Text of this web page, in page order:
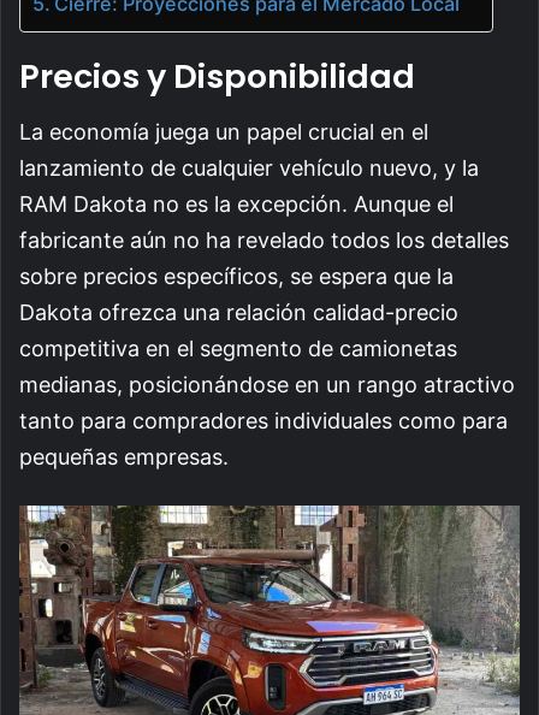
Precios y Disponibilidad
La economía juega un papel crucial en el
lanzamiento de cualquier vehículo nuevo, y la
RAM Dakota no es la excepción. Aunque el
fabricante aún no ha revelado todos los detalles
sobre precios específicos, se espera que la
Dakota ofrezca una relación calidad-precio
competitiva en el segmento de camionetas
medianas, posicionándose en un rango atractivo
tanto para compradores individuales como para
pequeñas empresas.